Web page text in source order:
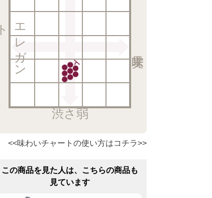
渋さ弱
エ
レ
ガ
ン
ト
<<味わいチャートの使い方はコチラ>>
この商品を見た人は、こちらの商品も
見ています